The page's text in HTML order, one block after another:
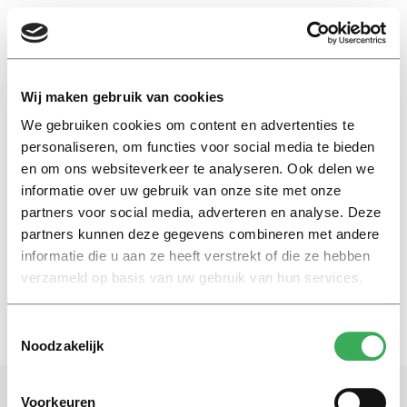
Wij maken gebruik van cookies
We gebruiken cookies om content en advertenties te
personaliseren, om functies voor social media te bieden
en om ons websiteverkeer te analyseren. Ook delen we
informatie over uw gebruik van onze site met onze
partners voor social media, adverteren en analyse. Deze
partners kunnen deze gegevens combineren met andere
informatie die u aan ze heeft verstrekt of die ze hebben
verzameld op basis van uw gebruik van hun services.
Noodzakelijk
Voorkeuren
EN
versneld
Nieuws
Op je zeventiende naar de uni
08 februari 2016